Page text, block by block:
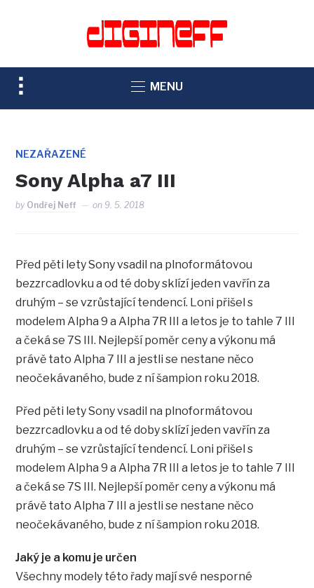
TOGGLE
SIDEBAR
NAVIGATION
MENU
NEZAŘAZENÉ
Sony Alpha a7 III
by Ondřej Neff on 9. 5. 2018
Před pěti lety Sony vsadil na plnoformátovou
bezzrcadlovku a od té doby sklízí jeden vavřín za
druhým – se vzrůstající tendencí. Loni přišel s
modelem Alpha 9 a Alpha 7R III a letos je to tahle 7 III
a čeká se 7S III. Nejlepší poměr ceny a výkonu má
právě tato Alpha 7 III a jestli se nestane něco
neočekávaného, bude z ní šampion roku 2018.
Před pěti lety Sony vsadil na plnoformátovou
bezzrcadlovku a od té doby sklízí jeden vavřín za
druhým – se vzrůstající tendencí. Loni přišel s
modelem Alpha 9 a Alpha 7R III a letos je to tahle 7 III
a čeká se 7S III. Nejlepší poměr ceny a výkonu má
právě tato Alpha 7 III a jestli se nestane něco
neočekávaného, bude z ní šampion roku 2018.
Jaký je a komu je určen
Všechny modely této řady mají své nesporné